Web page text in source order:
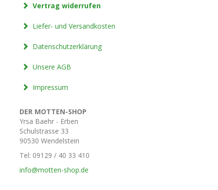
Vertrag widerrufen
Liefer- und Versandkosten
Datenschutzerklärung
Unsere AGB
Impressum
DER MOTTEN-SHOP
Yrsa Baehr - Erben
Schulstrasse 33
90530 Wendelstein
Tel: 09129 / 40 33 410
info@motten-shop.de